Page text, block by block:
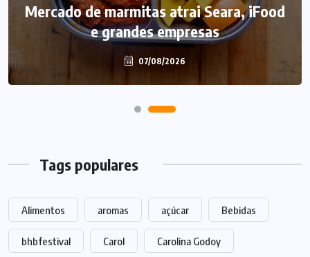
Mercado de marmitas atrai Seara, iFood
e grandes empresas
07/08/2026
Caffeine Army lança campanha para o
Dia dos Pais
07/08/2026
Tags populares
Alimentos aromas açúcar Bebidas
bhbfestival Carol Carolina Godoy